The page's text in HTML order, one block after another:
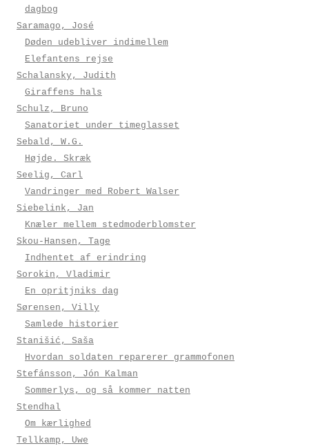
dagbog
Saramago, José
Døden udebliver indimellem
Elefantens rejse
Schalansky, Judith
Giraffens hals
Schulz, Bruno
Sanatoriet under timeglasset
Sebald, W.G.
Højde. Skræk
Seelig, Carl
Vandringer med Robert Walser
Siebelink, Jan
Knæler mellem stedmoderblomster
Skou-Hansen, Tage
Indhentet af erindring
Sorokin, Vladimir
En opritjniks dag
Sørensen, Villy
Samlede historier
Stanišić, Saša
Hvordan soldaten reparerer grammofonen
Stefánsson, Jón Kalman
Sommerlys, og så kommer natten
Stendhal
Om kærlighed
Tellkamp, Uwe